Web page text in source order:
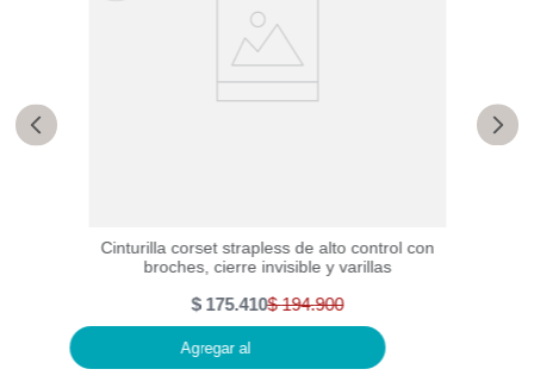
Cinturilla corset strapless de alto control con
broches, cierre invisible y varillas
$ 194.900
$ 175.410
Agregar al